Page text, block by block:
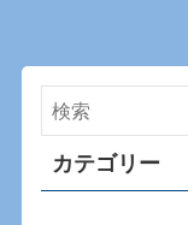
カテゴリー